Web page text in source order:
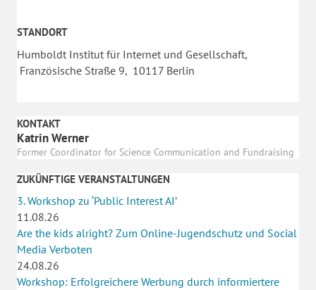
STANDORT
Humboldt Institut für Internet und Gesellschaft,
Französische Straße 9, 10117 Berlin
KONTAKT
Katrin Werner
Former Coordinator for Science Communication and Fundraising
ZUKÜNFTIGE VERANSTALTUNGEN
3. Workshop zu ‘Public Interest AI’
11.08.26
Are the kids alright? Zum Online-Jugendschutz und Social
Media Verboten
24.08.26
Workshop: Erfolgreichere Werbung durch informiertere